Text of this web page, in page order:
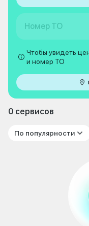
Номер ТО
Чтобы увидеть
и номер ТО
0 сервисов
По популярности